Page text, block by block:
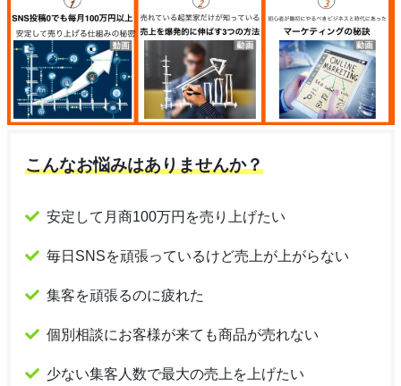
こんなお悩みはありませんか？
安定して月商100万円を売り上げたい
毎日SNSを頑張っているけど売上が上がらない
集客を頑張るのに疲れた
個別相談にお客様が来ても商品が売れない
少ない集客人数で最大の売上を上げたい